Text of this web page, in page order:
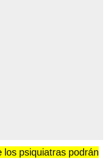
los psiquiatras podrán